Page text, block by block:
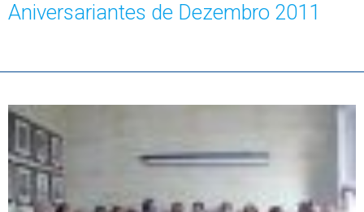
Aniversariantes de Dezembro 2011